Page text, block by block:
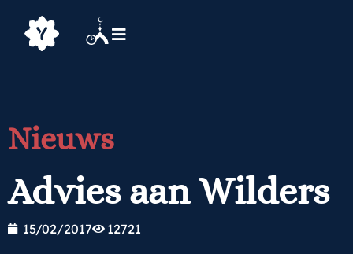
Nieuws
Advies aan Wilders
15/02/2017 12721